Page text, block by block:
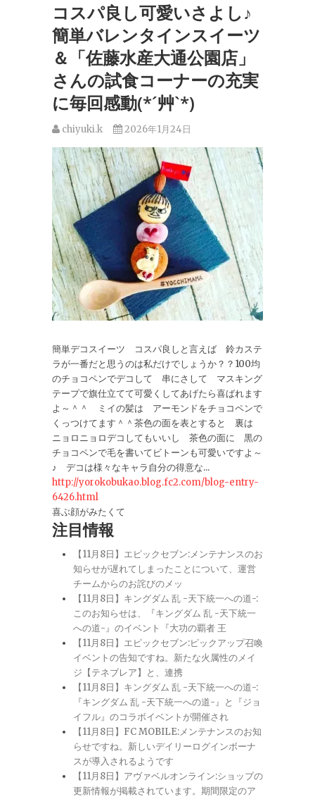
コスパ良し可愛いさよし♪
簡単バレンタインスイーツ
＆「佐藤水産大通公園店」
さんの試食コーナーの充実
に毎回感動(*´艸`*)
chiyuki.k 2026年1月24日
簡単デコスイーツ コスパ良しと言えば 鈴カステ
ラが一番だと思うのは私だけでしょうか？？100均
のチョコペンでデコして 串にさして マスキング
テープで旗仕立てて可愛くしてあげたら喜ばれます
よ～＾＾ ミイの髪は アーモンドをチョコペンで
くっつけてます＾＾茶色の面を表とすると 裏は
ニョロニョロデコしてもいいし 茶色の面に 黒の
チョコペンで毛を書いてビトーンも可愛いですよ～
♪ デコは様々なキャラ自分の得意な...
http://yorokobukao.blog.fc2.com/blog-entry-
6426.html
喜ぶ顔がみたくて
注目情報
【11月8日】エピックセブン:メンテナンスのお
知らせが遅れてしまったことについて、運営
チームからのお詫びのメッ
【11月8日】キングダム 乱 -天下統一への道-:
このお知らせは、『キングダム 乱 -天下統一
への道-』のイベント『大功の覇者 王
【11月8日】エピックセブン:ピックアップ召喚
イベントの告知ですね。新たな火属性のメイ
ジ【テネブレア】と、連携
【11月8日】キングダム 乱 -天下統一への道-:
『キングダム 乱 -天下統一への道-』と『ジョ
イフル』のコラボイベントが開催され
【11月8日】FC MOBILE:メンテナンスのお知
らせですね。新しいデイリーログインボーナ
スが導入されるようです
【11月8日】アヴァベルオンライン:ショップの
更新情報が掲載されています。期間限定のア